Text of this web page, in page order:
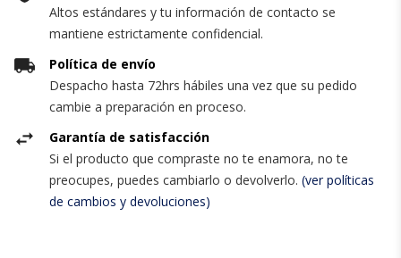
Altos estándares y tu información de contacto se
mantiene estrictamente confidencial.
Política de envío
Despacho hasta 72hrs hábiles una vez que su pedido
cambie a preparación en proceso.
Garantía de satisfacción
Si el producto que compraste no te enamora, no te
preocupes, puedes cambiarlo o devolverlo. (ver políticas
de cambios y devoluciones)